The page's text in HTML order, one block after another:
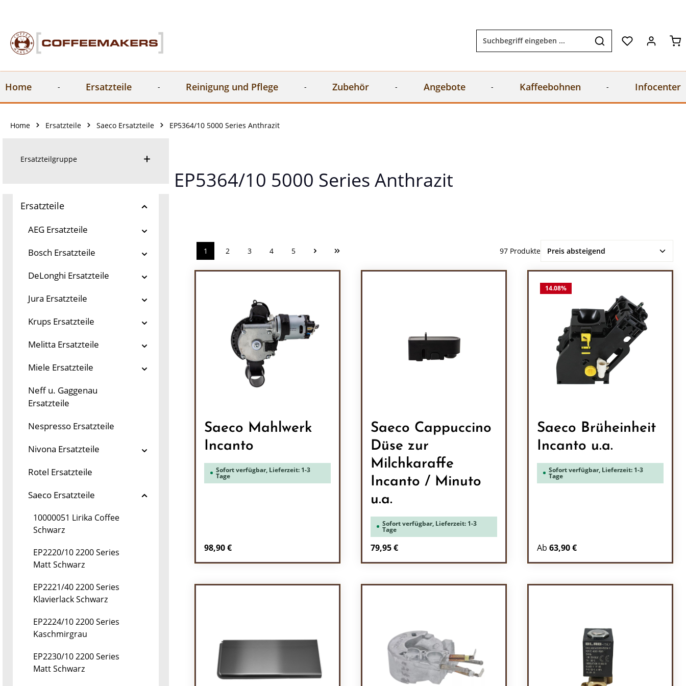
Home Ersatzteile Reinigung und Pflege Zubehör Angebote Kaffeebohnen Infocenter
Home Ersatzteile Saeco Ersatzteile EP5364/10 5000 Series Anthrazit
Ersatzteilgruppe
Ersatzteile
AEG Ersatzteile
Bosch Ersatzteile
DeLonghi Ersatzteile
Jura Ersatzteile
Krups Ersatzteile
Melitta Ersatzteile
Miele Ersatzteile
Neff u. Gaggenau
Ersatzteile
Nespresso Ersatzteile
Nivona Ersatzteile
Rotel Ersatzteile
Saeco Ersatzteile
10000051 Lirika Coffee
Schwarz
EP2220/10 2200 Series
Matt Schwarz
EP2221/40 2200 Series
Klavierlack Schwarz
EP2224/10 2200 Series
Kaschmirgrau
EP2230/10 2200 Series
Matt Schwarz
EP5364/10 5000 Series Anthrazit
Seite
1 Seite
2 Seite
3 Seite
4 Seite
5 97 Produkte
Saeco Mahlwerk
Incanto
Sofort verfügbar, Lieferzeit: 1-3
Tage
Regulärer Preis:
98,90 €
Saeco Cappuccino
Düse zur
Milchkaraffe
Incanto / Minuto
u.a.
Sofort verfügbar, Lieferzeit: 1-3
Tage
Regulärer Preis:
79,95 €
14.08%
Saeco Brüheinheit
Incanto u.a.
Sofort verfügbar, Lieferzeit: 1-3
Tage
Ab 63,90 €